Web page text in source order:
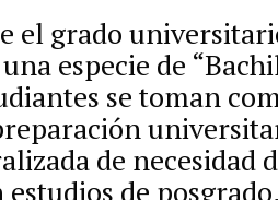
el grado
especie de
se toman
de necesidad
de